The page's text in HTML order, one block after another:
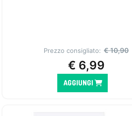
Prezzo consigliato: €10,90
€ 6,99
AGGIUNGI